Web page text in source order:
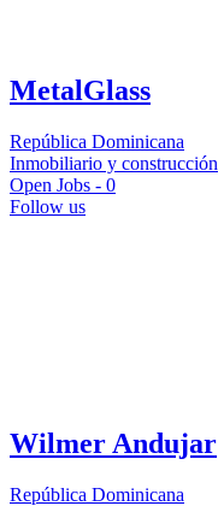
MetalGlass
República Dominicana
Inmobiliario y construcción
Open Jobs - 0
Follow us
Wilmer Andujar
República Dominicana